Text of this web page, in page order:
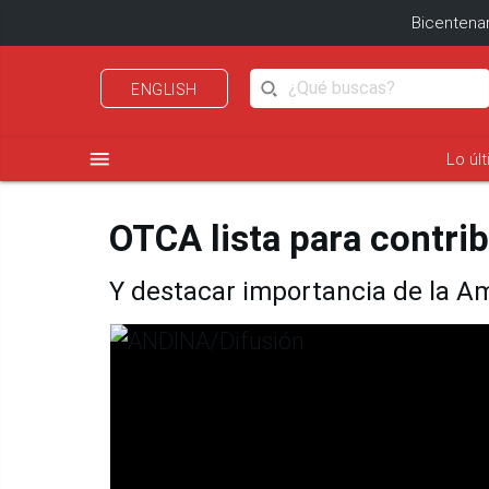
ENGLISH
menu Lo
OTCA lista para
Y destacar importancia de la